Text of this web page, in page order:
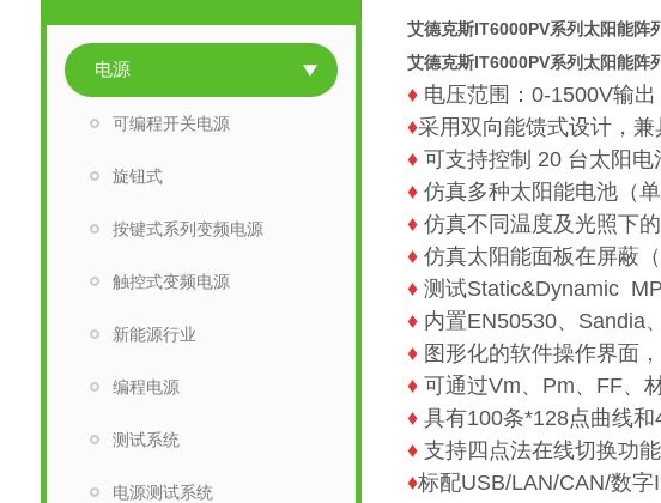
电源
可编程开关电源
旋钮式
按键式系列变频电源
触控式变频电源
新能源行业
编程电源
测试系统
电源测试系统
艾德克斯IT6000PV系列太阳能阵
艾德克斯IT6000PV系列太阳能阵
♦ 电压范围：0-1500V输
♦采用双向能馈式设计，
♦ 可支持控制 20 台太阳
♦ 仿真多种太阳能电池（
♦仿真不同温度及光照下
♦仿真太阳能面板在屏蔽
♦测试Static&Dynamic
♦ 内置EN50530、Sandia
♦ 图形化的软件操作界面
♦可通过Vm、Pm、FF、
♦具有100条*128点曲线和
♦支持四点法在线切换功
♦标配USB/LAN/CAN/数